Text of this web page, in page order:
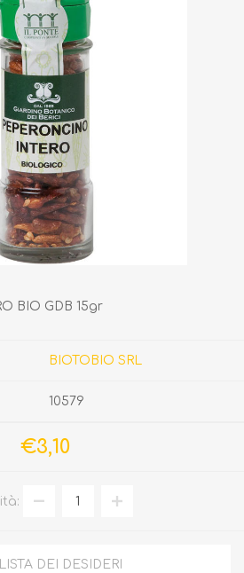
BIO GDB 15gr
BIOTOBIO SRL
10579
€3,10
LISTA DEI DESIDERI